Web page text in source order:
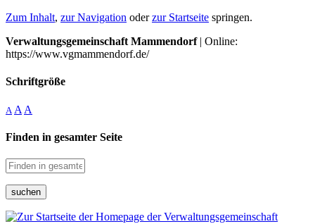
Zum Inhalt, zur Navigation oderzur Startseite springen.
Verwaltungsgemeinschaft Mammendorf| Online:
https://www.vgmammendorf.de/
Schriftgröße
A A A
Finden in gesamter Seite
suchen